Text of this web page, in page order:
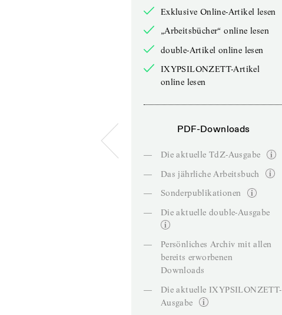
Exklusive Online-Artikel lesen
„Arbeitsbücher“ online lesen
double-Artikel online lesen
IXYPSILONZETT-Artikel
online lesen
PDF-Downloads
—
Die aktuelle TdZ-Ausgabe
—
Das jährliche Arbeitsbuch
—
Sonderpublikationen
—
Die aktuelle double-Ausgabe
—
Persönliches Archiv mit allen
bereits erworbenen
Downloads
—
Die aktuelle IXYPSILONZETT-
Ausgabe